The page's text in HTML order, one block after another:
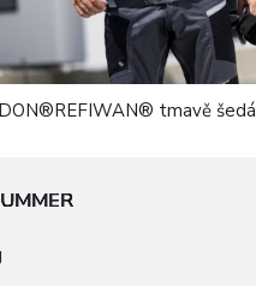
tmavě šedá